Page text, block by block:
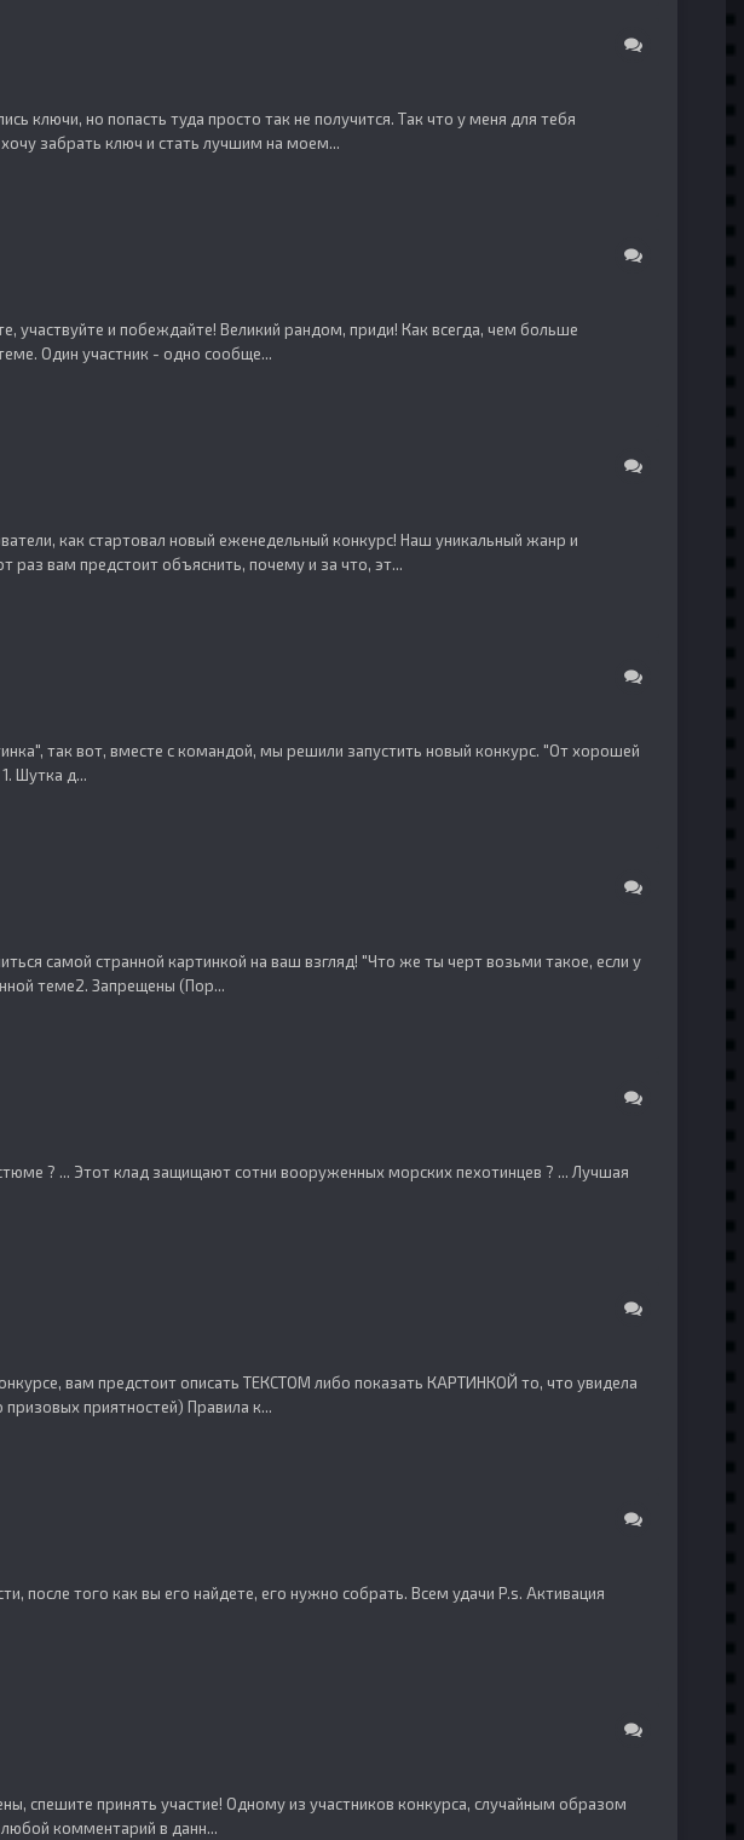
ключи, но попасть туда просто так не получится. Так что у меня для тебя
забрать ключ и стать лучшим на моем...
и побеждайте! Великий рандом, приди! Как всегда, чем больше
Один участник - одно сообще...
как стартовал новый еженедельный конкурс! Наш уникальный жанр и
раз вам предстоит объяснить, почему и за что, эт...
так вот, вместе с командой, мы решили запустить новый конкурс. "От хорошей
Шутка д...
самой странной картинкой на ваш взгляд! "Что же ты черт возьми такое, если у
теме2. Запрещены (Пор...
? ... Этот клад защищают сотни вооруженных морских пехотинцев ? ... Лучшая
вам предстоит описать ТЕКСТОМ либо показать КАРТИНКОЙ то, что увидела
приятностей) Правила к...
после того как вы его найдете, его нужно собрать. Всем удачи P.s. Активация
спешите принять участие! Одному из участников конкурса, случайным образом
комментарий в данн...